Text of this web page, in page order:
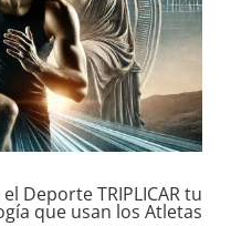
Deporte TRIPLICAR tu
que usan los Atletas